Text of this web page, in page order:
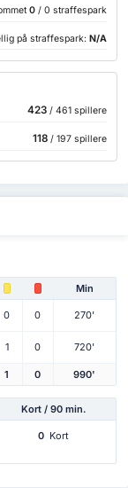
0 / 0 straffespark
på straffespark: N/A
423/ 461 spillere
118/ 197 spillere
Min
0 0 270'
1 0 720'
1 0 990'
Kort / 90 min.
0 Kort